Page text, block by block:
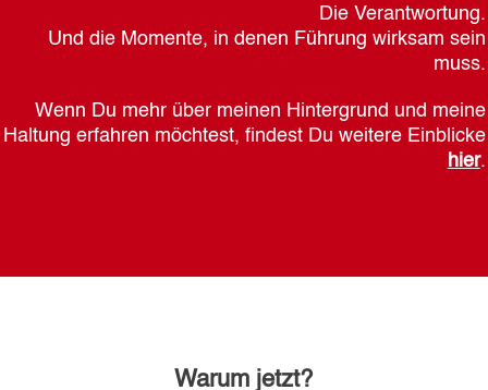
Die Verantwortung.
Und die Momente, in denen Führung wirksam sein
muss.
Wenn Du mehr über meinen Hintergrund und meine
Haltung erfahren möchtest, findest Du weitere Einblicke
hier.
Warum jetzt?